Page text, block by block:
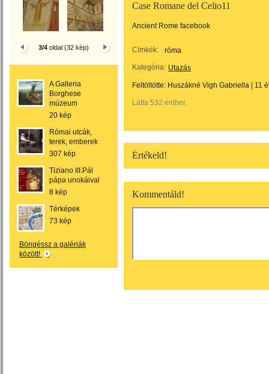
3/4 oldal (32 kép)
A Galleria
Borghese
múzeum
20 kép
Római utcák,
terek, emberek
307 kép
Tiziano III.Pál
pápa unokáival
8 kép
Térképek
73 kép
Böngéssz a galériák
között!
Case Romane del Celio11
Ancient Rome facebook
Címkék:
róma
Kategória: Utazás
Feltöltötte: Huszákné Vigh Gabriella 11
Látta 532 ember.
Értékeld!
Kommentáld!